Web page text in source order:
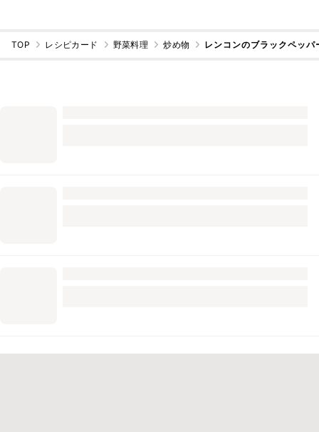
TOP レシピカード 野菜料理 炒め物 レンコンのブラックペッ